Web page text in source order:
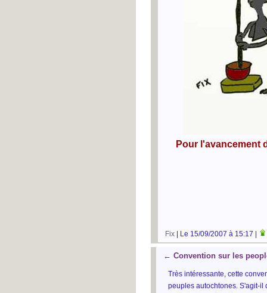
Pour l'avancement
Fix | Le 15/09/2007 à 15:17 |
← Convention sur les
Très intéressante, cette
peuples autochtones. S'agit-il